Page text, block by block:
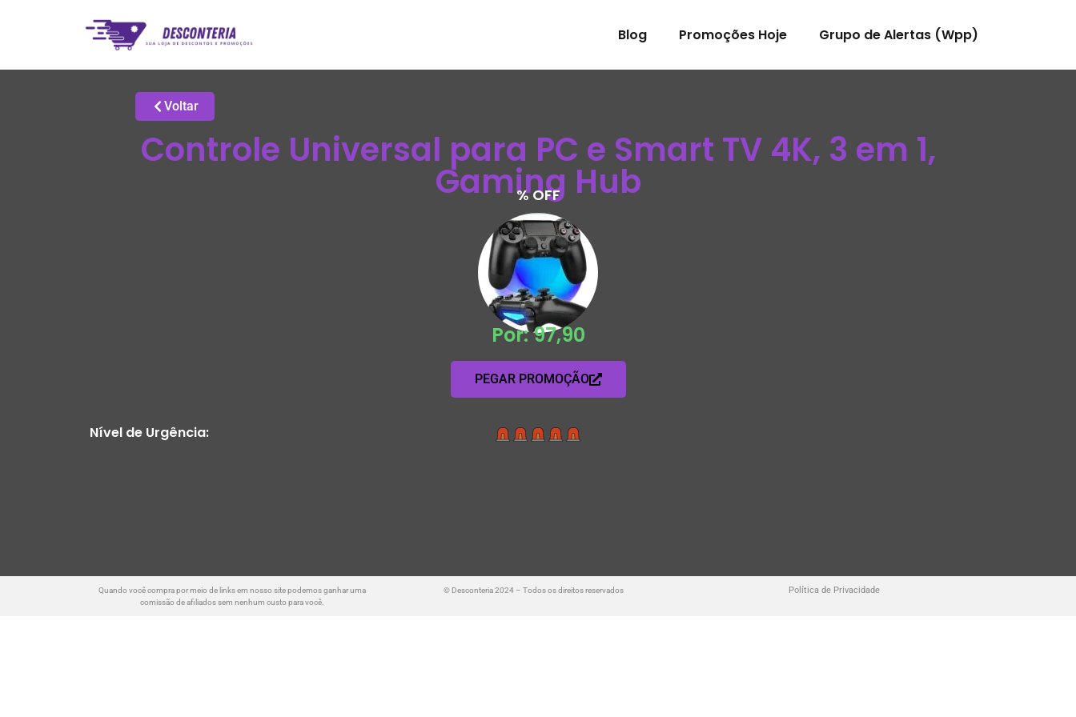
Blog Promoções Hoje Grupo de Alertas (Wpp)
Voltar
Controle Universal para PC e Smart TV 4K, 3 em 1,
Gaming Hub
% OFF
Por: 97,90
PEGAR PROMOÇÃO
Nível de Urgência:
Quando você compra por meio de links em nosso site podemos ganhar uma
comissão de afiliados sem nenhum custo para você.
© Desconteria 2024 – Todos os direitos reservados Política de Privacidade